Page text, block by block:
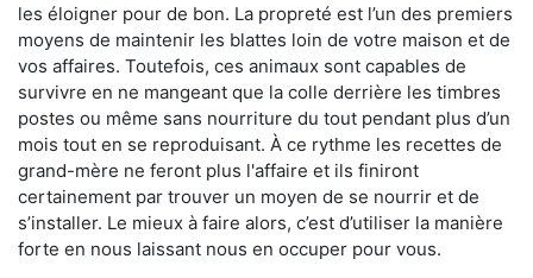
les éloigner pour de bon. La propreté est l’un des premiers
moyens de maintenir les blattes loin de votre maison et de
vos affaires. Toutefois, ces animaux sont capables de
survivre en ne mangeant que la colle derrière les timbres
postes ou même sans nourriture du tout pendant plus d’un
mois tout en se reproduisant. À ce rythme les recettes de
grand-mère ne feront plus l'affaire et ils finiront
certainement par trouver un moyen de se nourrir et de
s’installer. Le mieux à faire alors, c’est d’utiliser la manière
forte en nous laissant nous en occuper pour vous.